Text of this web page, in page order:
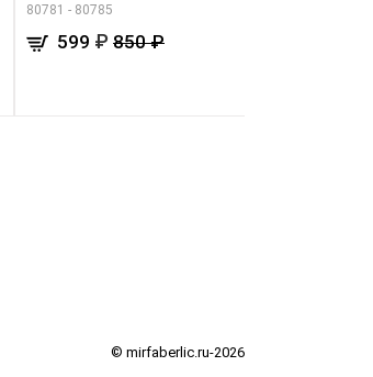
80781 - 80785
599 ₽ 850 ₽
© mirfaberlic.ru-2026